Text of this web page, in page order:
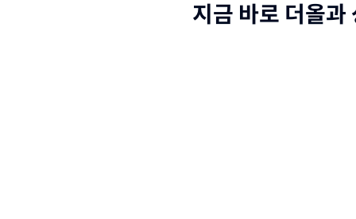
지금 바로 더올과